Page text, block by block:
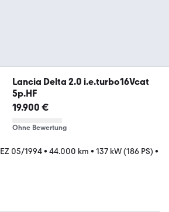
Lancia Delta 2.0 i.e.turbo16Vcat
5p.HF
19.900 €
Ohne Bewertung
EZ 05/1994• 44.000 km • 137 kW (186 PS) •